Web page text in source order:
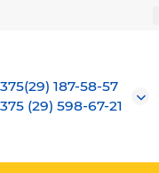
187-58-57
(29) 598-67-21